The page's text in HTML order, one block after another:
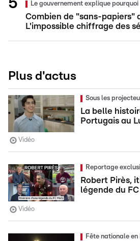
Le gouvernement explique pourquoi
Combien de "sans-papiers"
L'impossible chiffrage des
Plus d'actus
Sous les
La belle
Portugais au
Vidéo
Reportage
Robert Pirès,
légende du
Vidéo
Fête nationale en